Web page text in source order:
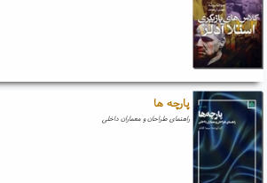
پارچه ها
راهنمای طراحان و معماران داخلی